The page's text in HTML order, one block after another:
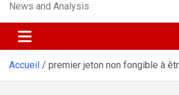
News and Analysis
Accueil premier jeton non fongible à